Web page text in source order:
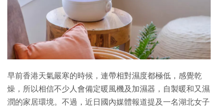
早前香港天氣嚴寒的時候，連帶相對濕度都極低，感覺乾
燥，所以相信不少人會備定暖風機及加濕器，自製暖和又濕
潤的家居環境。不過，近日國內媒體報道提及一名湖北女子